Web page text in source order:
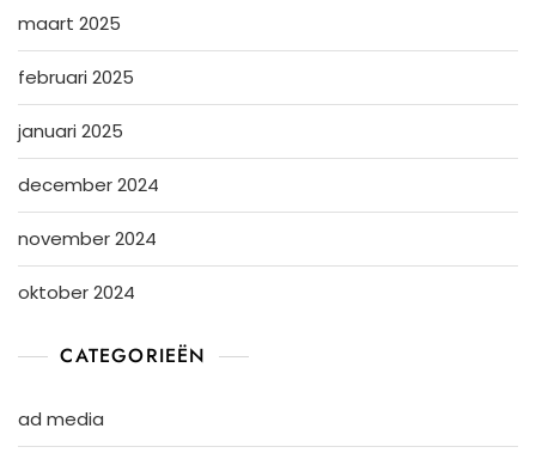
maart 2025
februari 2025
januari 2025
december 2024
november 2024
oktober 2024
CATEGORIEËN
ad media